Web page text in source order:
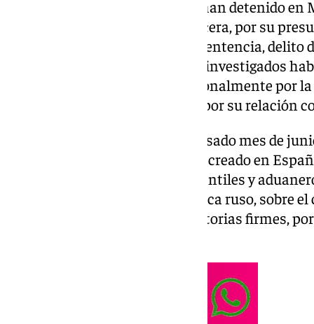
han detenido en
personas e imputado a otra tercera, por su
de frustración de ejecución de sentencia,
documentación mercantil. Los investigados
empresa sancionada internacionalmente por
de todos sus bienes en España por su relación
La investigación comenzó el pasado mes de
que los ahora detenidos habían creado en
falsificando documentos mercantiles y
bienes se vincularan a un oligarca ruso, sobre
marzo de 2022 sanciones ejecutorias firmes,